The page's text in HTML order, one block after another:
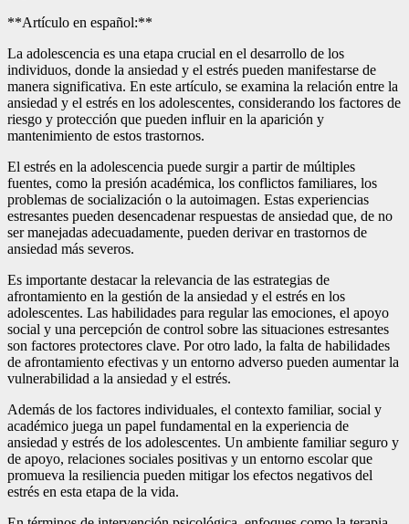
**Artículo en español:**
La adolescencia es una etapa crucial en el desarrollo de los
individuos, donde la ansiedad y el estrés pueden manifestarse de
manera significativa. En este artículo, se examina la relación entre la
ansiedad y el estrés en los adolescentes, considerando los factores de
riesgo y protección que pueden influir en la aparición y
mantenimiento de estos trastornos.
El estrés en la adolescencia puede surgir a partir de múltiples
fuentes, como la presión académica, los conflictos familiares, los
problemas de socialización o la autoimagen. Estas experiencias
estresantes pueden desencadenar respuestas de ansiedad que, de no
ser manejadas adecuadamente, pueden derivar en trastornos de
ansiedad más severos.
Es importante destacar la relevancia de las estrategias de
afrontamiento en la gestión de la ansiedad y el estrés en los
adolescentes. Las habilidades para regular las emociones, el apoyo
social y una percepción de control sobre las situaciones estresantes
son factores protectores clave. Por otro lado, la falta de habilidades
de afrontamiento efectivas y un entorno adverso pueden aumentar la
vulnerabilidad a la ansiedad y el estrés.
Además de los factores individuales, el contexto familiar, social y
académico juega un papel fundamental en la experiencia de
ansiedad y estrés de los adolescentes. Un ambiente familiar seguro y
de apoyo, relaciones sociales positivas y un entorno escolar que
promueva la resiliencia pueden mitigar los efectos negativos del
estrés en esta etapa de la vida.